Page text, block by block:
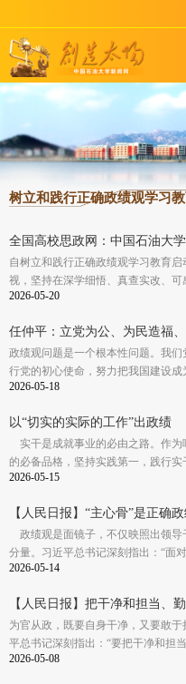
树立和践行正确政绩观学习
自树立和践行正确政绩观学习教育
视，坚持在深学细悟、真查实改、
习成效转化为推动学校高质量发展
2026-05-20
任仲平：立党为公、为民造福
政绩观问题是一个根本性问题。我
行党的初心使命，努力把我国建设
近平总书记指出：“只有不断以良好
2026-05-18
以“切实的实际的工作”出政绩
实干是成就事业的必由之路。作为
的必备品格，坚持实践第一，践行
形式的旧错误》一文中提出：“要善
和践行正确政绩观具有启示意义。
2026-05-15
【人民日报】“主心骨”是正确
政绩观是面镜子，不仅映照出领导
分量。习近平总书记深刻指出：“面
劲头，积极寻找克服困难的具体对
的，更不是自封的，而是在一次次
观，要求领导干部不只会在风平浪
过、靠得住。
2026-05-14
【人民日报】把干净和担当、
为官从政，既要自身干净，又要敢
平总书记深刻指出：“要把干净和担
硬骨头、接烫手山芋。”这一重要论
2026-05-08